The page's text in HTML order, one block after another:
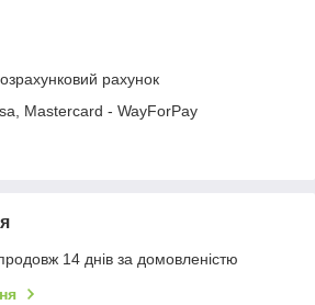
рахунок
Mastercard - WayForPay
14 днів за домовленістю